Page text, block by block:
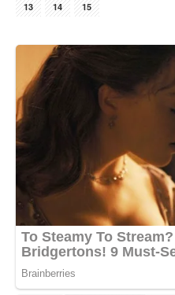
13
14 15